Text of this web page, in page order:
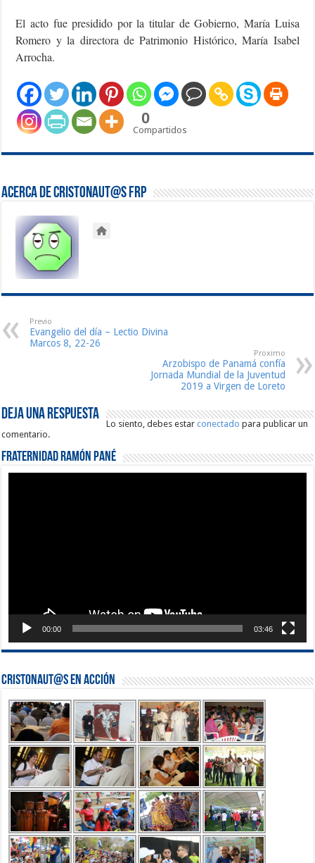
El acto fue presidido por la titular de Gobierno, María Luisa
Romero y la directora de Patrimonio Histórico, María Isabel
Arrocha.
0
Compartidos
Acerca de Cristonaut@s FRP
Previo
Evangelio del día – Lectio Divina
Marcos 8, 22-26
Proximo
Arzobispo de Panamá confía
Jornada Mundial de la Juventud
2019 a Virgen de Loreto
Deja una respuesta
Lo siento, debes estarconectado para publicar un
comentario.
Fraternidad Ramón Pané
00:00 03:46
Cristonaut@s en Acción